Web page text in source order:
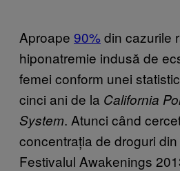
Aproape 90%din cazurile
hiponatremie indusă de
femei conform unei
cinci ani de la California
System. Atunci când
concentrația de droguri
Festivalul Awakenings